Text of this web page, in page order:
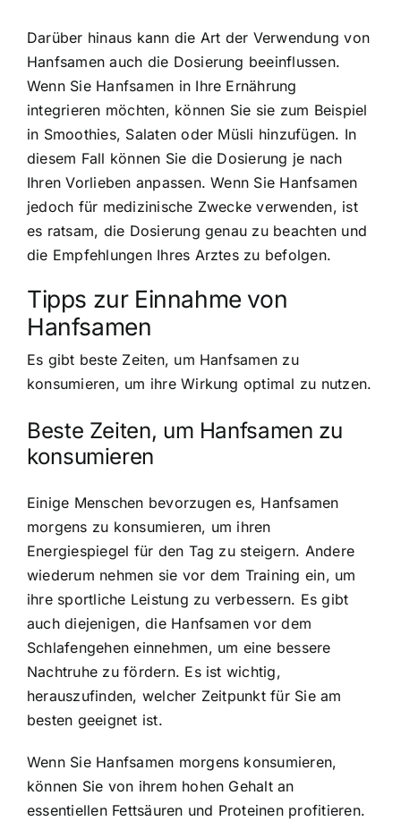
Darüber hinaus kann die Art der Verwendung von
Hanfsamen auch die Dosierung beeinflussen.
Wenn Sie Hanfsamen in Ihre Ernährung
integrieren möchten, können Sie sie zum Beispiel
in Smoothies, Salaten oder Müsli hinzufügen. In
diesem Fall können Sie die Dosierung je nach
Ihren Vorlieben anpassen. Wenn Sie Hanfsamen
jedoch für medizinische Zwecke verwenden, ist
es ratsam, die Dosierung genau zu beachten und
die Empfehlungen Ihres Arztes zu befolgen.
Tipps zur Einnahme von
Hanfsamen
Es gibt beste Zeiten, um Hanfsamen zu
konsumieren, um ihre Wirkung optimal zu nutzen.
Beste Zeiten, um Hanfsamen zu
konsumieren
Einige Menschen bevorzugen es, Hanfsamen
morgens zu konsumieren, um ihren
Energiespiegel für den Tag zu steigern. Andere
wiederum nehmen sie vor dem Training ein, um
ihre sportliche Leistung zu verbessern. Es gibt
auch diejenigen, die Hanfsamen vor dem
Schlafengehen einnehmen, um eine bessere
Nachtruhe zu fördern. Es ist wichtig,
herauszufinden, welcher Zeitpunkt für Sie am
besten geeignet ist.
Wenn Sie Hanfsamen morgens konsumieren,
können Sie von ihrem hohen Gehalt an
essentiellen Fettsäuren und Proteinen profitieren.